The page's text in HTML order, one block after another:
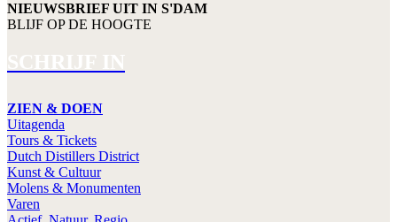
NIEUWSBRIEF UIT IN S'DAM
BLIJF OP DE HOOGTE
SCHRIJF IN
ZIEN & DOEN
Uitagenda
Tours & Tickets
Dutch Distillers District
Kunst & Cultuur
Molens & Monumenten
Varen